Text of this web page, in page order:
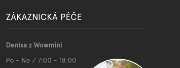
ZÁKAZNICKÁ PÉČE
Denisa z Wowmini
Po - Ne / 7:00 - 18:00